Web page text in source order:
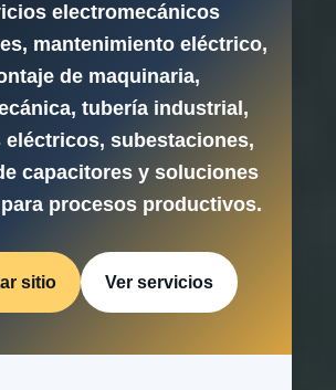
electromecánicos
mantenimiento eléctrico,
de maquinaria,
tubería industrial,
eléctricos, subestaciones,
capacitores y soluciones
procesos productivos.
sitio Ver servicios